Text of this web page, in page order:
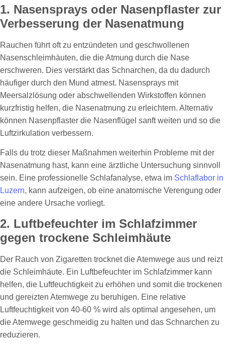
1. Nasensprays oder Nasenpflaster zur
Verbesserung der Nasenatmung
Rauchen führt oft zu entzündeten und geschwollenen
Nasenschleimhäuten, die die Atmung durch die Nase
erschweren. Dies verstärkt das Schnarchen, da du dadurch
häufiger durch den Mund atmest. Nasensprays mit
Meersalzlösung oder abschwellenden Wirkstoffen können
kurzfristig helfen, die Nasenatmung zu erleichtern. Alternativ
können Nasenpflaster die Nasenflügel sanft weiten und so die
Luftzirkulation verbessern.
Falls du trotz dieser Maßnahmen weiterhin Probleme mit der
Nasenatmung hast, kann eine ärztliche Untersuchung sinnvoll
sein. Eine professionelle Schlafanalyse, etwa im Schlaflabor in
Luzern, kann aufzeigen, ob eine anatomische Verengung oder
eine andere Ursache vorliegt.
2. Luftbefeuchter im Schlafzimmer
gegen trockene Schleimhäute
Der Rauch von Zigaretten trocknet die Atemwege aus und reizt
die Schleimhäute. Ein Luftbefeuchter im Schlafzimmer kann
helfen, die Luftfeuchtigkeit zu erhöhen und somit die trockenen
und gereizten Atemwege zu beruhigen. Eine relative
Luftfeuchtigkeit von 40-60 % wird als optimal angesehen, um
die Atemwege geschmeidig zu halten und das Schnarchen zu
reduzieren.